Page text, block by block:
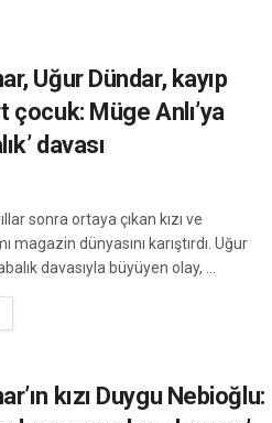
Uğur Dündar, kayıp
çocuk: Müge Anlı’ya
davası
sonra ortaya çıkan kızı ve
magazin dünyasını karıştırdı. Uğur
davasıyla büyüyen olay, ...
kızı Duygu Nebioğlu: